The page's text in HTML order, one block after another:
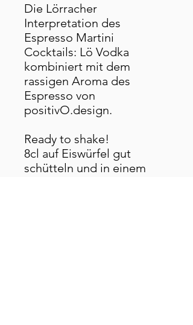
Die Lörracher
Interpretation des
Espresso Martini
Cocktails: Lö Vodka
kombiniert mit dem
rassigen Aroma des
Espresso von
positivO.design.
Ready to shake!
8cl auf Eiswürfel gut
schütteln und in einem